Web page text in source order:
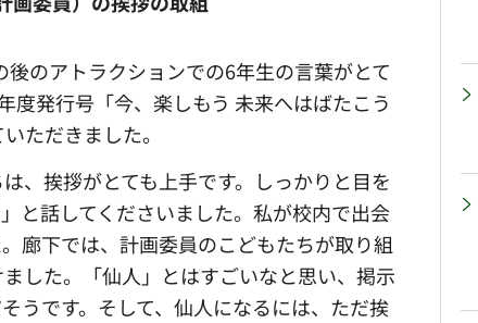
のアトラクションでの6年生の言葉がとて
発行号「今、楽しもう 未来へはばたこう
ただきました。
、挨拶がとても上手です。しっかりと目を
と話してくださいました。私が校内で出会
廊下では、計画委員のこどもたちが取り組
した。「仙人」とはすごいなと思い、掲示
うです。そして、仙人になるには、ただ挨